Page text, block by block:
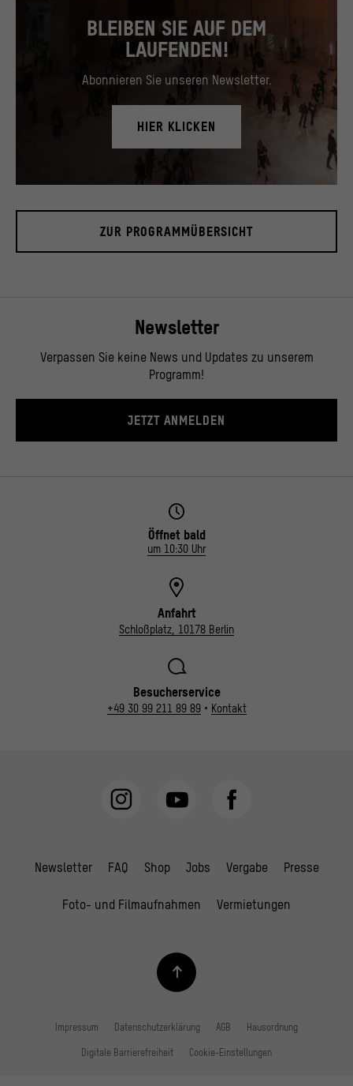
BLEIBEN SIE AUF DEM
LAUFENDEN!
Abonnieren Sie unseren Newsletter.
HIER KLICKEN
ZUR PROGRAMMÜBERSICHT
Newsletter
Verpassen Sie keine News und Updates zu unserem
Programm!
JETZT ANMELDEN
Öffnet bald
um 10:30 Uhr
Anfahrt
Schloßplatz, 10178 Berlin
Besucherservice
+49 30 99 211 89 89• Kontakt
Newsletter FAQ Shop Jobs Vergabe Presse
Foto- und Filmaufnahmen Vermietungen
Impressum Datenschutzerklärung AGB Hausordnung
Digitale Barrierefreiheit Cookie-Einstellungen